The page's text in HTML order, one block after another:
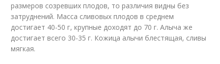
размеров созревших плодов, то различия видны без
затруднений. Масса сливовых плодов в среднем
достигает 40-50 г, крупные доходят до 70 г. Алыча же
достигает всего 30-35 г. Кожица алычи блестящая, сливы
мягкая.